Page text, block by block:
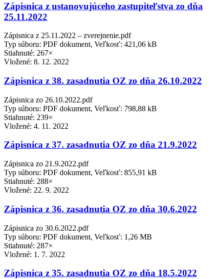
Zápisnica z ustanovujúceho zastupiteľstva zo dňa
25.11.2022
Zápisnica z 25.11.2022 – zverejnenie.pdf
Typ súboru: PDF dokument, Veľkosť: 421,06 kB
Stiahnuté: 267×
Vložené: 8. 12. 2022
Zápisnica z 38. zasadnutia OZ zo dňa 26.10.2022
Zápisnica zo 26.10.2022.pdf
Typ súboru: PDF dokument, Veľkosť: 798,88 kB
Stiahnuté: 239×
Vložené: 4. 11. 2022
Zápisnica z 37. zasadnutia OZ zo dňa 21.9.2022
Zápisnica zo 21.9.2022.pdf
Typ súboru: PDF dokument, Veľkosť: 855,91 kB
Stiahnuté: 288×
Vložené: 22. 9. 2022
Zápisnica z 36. zasadnutia OZ zo dňa 30.6.2022
Zápisnica zo 30.6.2022.pdf
Typ súboru: PDF dokument, Veľkosť: 1,26 MB
Stiahnuté: 287×
Vložené: 1. 7. 2022
Zápisnica z 35. zasadnutia OZ zo dňa 18.5.2022